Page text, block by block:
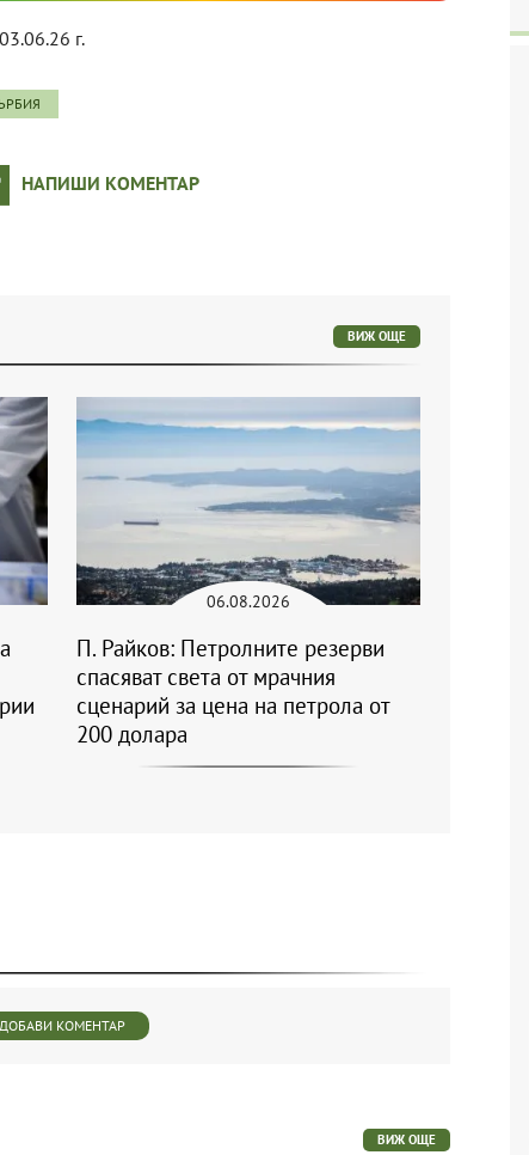
г.
НАПИШИ КОМЕНТАР
ВИЖ ОЩЕ
06.08.2026
П. Райков: Петролните резерви
спасяват света от мрачния
сценарий за цена на петрола от
200 долара
ДОБАВИ КОМЕНТАР
ВИЖ ОЩЕ